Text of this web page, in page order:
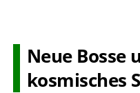
Neue Bosse
kosmisches